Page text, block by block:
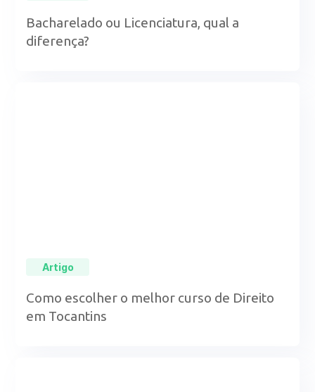
Bacharelado ou Licenciatura, qual a
diferença?
Artigo
Como escolher o melhor curso de Direito
em Tocantins